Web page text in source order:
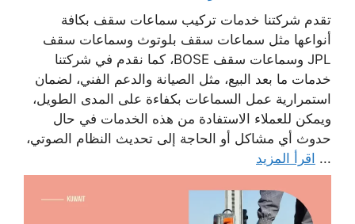
تقدم شركتنا خدمات تركيب سماعات سقف بكافة
أنواعها مثل سماعات سقف بلوتوث وسماعات سقف
JPL وسماعات سقف BOSE، كما نقدم في شركتنا
خدمات ما بعد البيع، مثل الصيانة والدعم الفني، لضمان
استمرارية عمل السماعات بكفاءة على المدى الطويل،
ويمكن للعملاء الاستفادة من هذه الخدمات في حال
حدوث أي مشاكل أو الحاجة إلى تحديث النظام الصوتي،
... اقرأ المزيد